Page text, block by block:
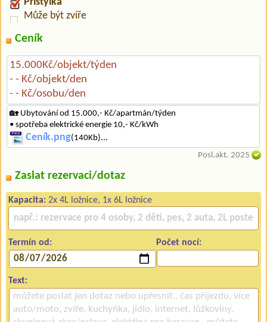
Může být zvíře
Ceník
15.000Kč/objekt/týden
- - Kč/objekt/den
- - Kč/osobu/den
🏡 Ubytování od 15.000,- Kč/apartmán/týden
• spotřeba elektrické energie 10,- Kč/kWh
Ceník.png(140Kb)...
Posl.akt. 2025
Zaslat rezervaci/dotaz
Kapacita: 2x 4L ložnice, 1x 6L ložnice
Termín od: Počet nocí:
Text: